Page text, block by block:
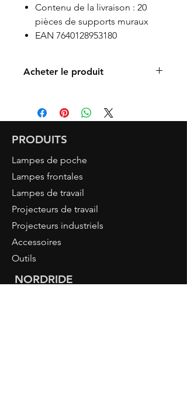
Contenu de la livraison : 20
pièces de supports muraux
EAN 7640128953180
Acheter le produit
Acheter en ligne
PRODUITS
Lampes de poche
Lampes frontales
Lampes de travail
Projecteurs de travail
Projecteurs industriels
Accessoires
Outils
NORDRIDE